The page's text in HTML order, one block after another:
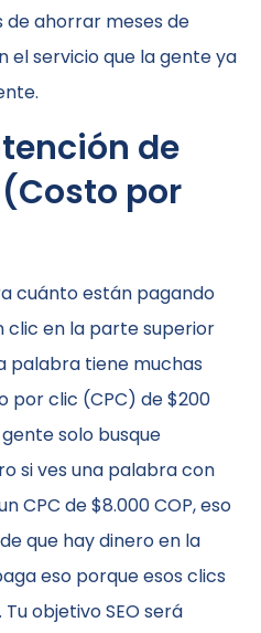
de ahorrar meses de
el servicio que la gente ya
de
por
cuánto están pagando
clic en la parte superior
palabra tiene muchas
por clic (CPC) de $200
solo busque
si ves una palabra con
CPC de $8.000 COP, eso
que hay dinero en la
eso porque esos clics
objetivo SEO será